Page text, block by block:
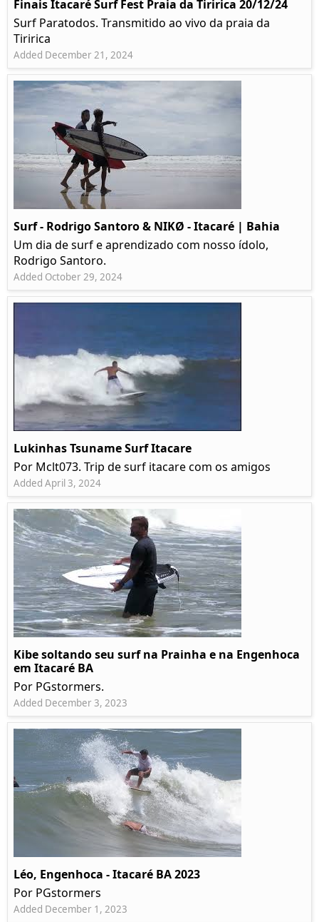
Finais Itacaré Surf Fest Praia da Tiririca 20/12/24
Surf Paratodos. Transmitido ao vivo da praia da
Tiririca
Added December 21, 2024
Surf - Rodrigo Santoro & NIKØ - Itacaré | Bahia
Um dia de surf e aprendizado com nosso ídolo,
Rodrigo Santoro.
Added October 29, 2024
Lukinhas Tsuname Surf Itacare
Por Mclt073. Trip de surf itacare com os amigos
Added April 3, 2024
Kibe soltando seu surf na Prainha e na Engenhoca
em Itacaré BA
Por PGstormers.
Added December 3, 2023
Léo, Engenhoca - Itacaré BA 2023
Por PGstormers
Added December 1, 2023